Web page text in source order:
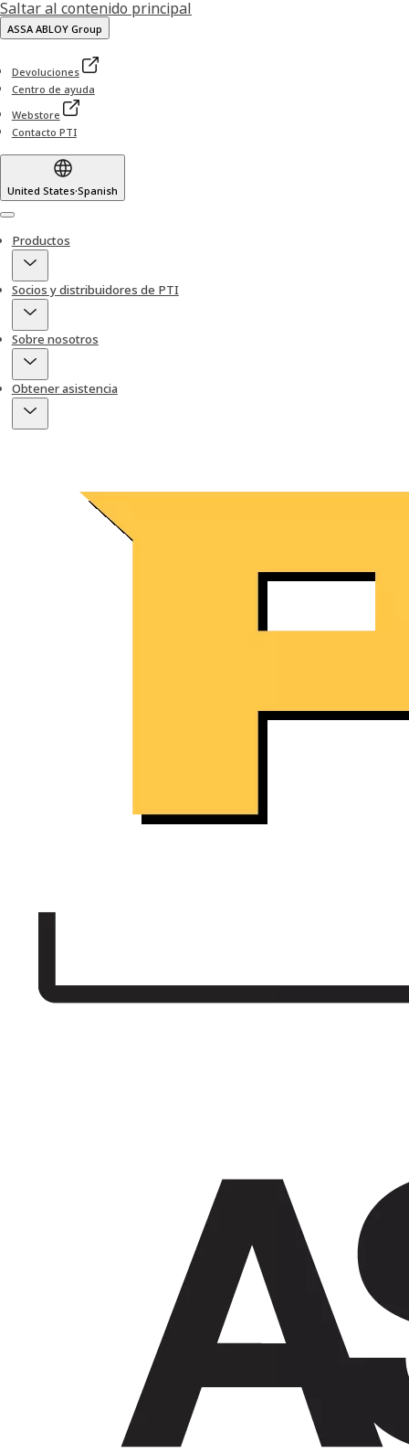
Saltar al contenido principal
ASSA ABLOY Group
Devoluciones
Centro de ayuda
Webstore
Contacto PTI
United States·Spanish
Menu
Productos
Socios y distribuidores de PTI
Sobre nosotros
Obtener asistencia